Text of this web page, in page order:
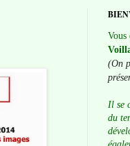
Vous
(On
Il se
du